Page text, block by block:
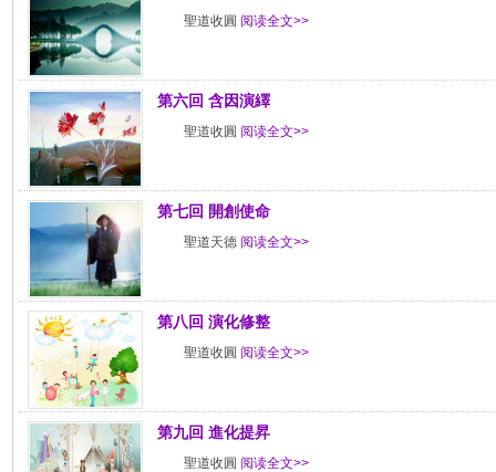
聖道收圓 阅读全文>>
第六回 含因演繹
聖道收圓 阅读全文>>
第七回 開創使命
聖道天德 阅读全文>>
第八回 演化修整
聖道收圓 阅读全文>>
第九回 進化提昇
聖道收圓 阅读全文>>